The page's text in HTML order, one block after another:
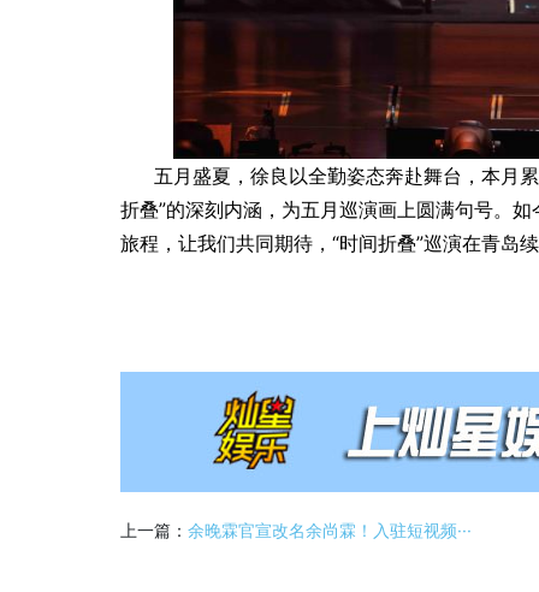
五月盛夏，徐良以全勤姿态奔赴舞台，本月
折叠”的深刻内涵，为五月巡演画上圆满句号。
旅程，让我们共同期待，“时间折叠”巡演在青岛
上一篇： 余晚霖官宣改名余尚霖！入驻短视频···